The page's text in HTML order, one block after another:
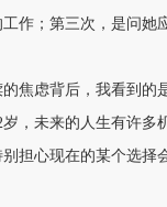
作；第三次，是问她
焦虑背后，我看到的
，未来的人生有许多
担心现在的某个选择